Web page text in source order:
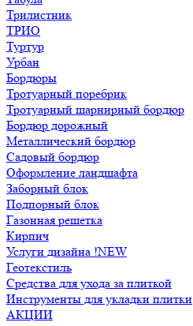
Трилистник
ТРИО
Туртур
Урбан
Бордюры
Тротуарный поребрик
Тротуарный шарнирный бордюр
Бордюр дорожный
Металлический бордюр
Садовый бордюр
Оформление ландшафта
Заборный блок
Подпорный блок
Газонная решетка
Кирпич
Услуги дизайна !NEW
Геотекстиль
Средства для ухода за плиткой
Инструменты для укладки плитки
АКЦИИ